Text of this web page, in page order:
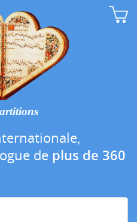
de plus de 360